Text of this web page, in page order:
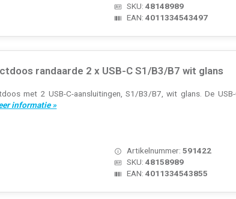
SKU:48148989
EAN:4011334543497
randaarde 2 x USB-C S1/B3/B7 wit glans
met 2 USB-C-aansluitingen, S1/B3/B7, wit glans. De
informatie »
Artikelnummer:591422
SKU:48158989
EAN:4011334543855